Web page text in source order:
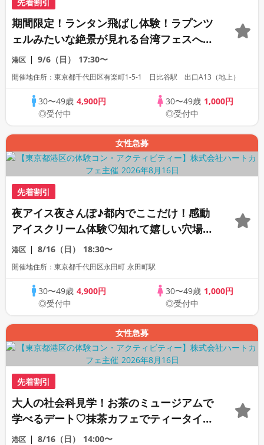
期間限定！ランタン飛ばし体験！ラプンツ
ェルみたいな絶景が見れる台湾フェスへ☆
本場屋台グルメに舌鼓♡台湾気分でお散歩
コン♪
港区 9/6（日） 17:30〜
開催地住所：東京都千代田区有楽町1-5-1 日比谷駅 出口A13（地上）
30〜49歳4,900円
◎受付中
30〜49歳 1,000円
◎受付中
女性急募
先着割引
夜アイス夜さんぽ♪都内でここだけ！感動
アイスクリーム体験♡知れて嬉しい穴場の
デートスポット散策★全員と1対1トーク♡
紀尾井町ナイトデートコン♪
港区 8/16（日） 18:30〜
開催地住所：東京都千代田区永田町 永田町駅
30〜49歳4,900円
◎受付中
30〜49歳 1,000円
◎受付中
女性急募
先着割引
大人の社会科見学！お茶のミュージアムで
学べるデート♡抹茶カフェでティータイム
♪博物館お散歩コン♪
港区 8/16（日） 14:00〜